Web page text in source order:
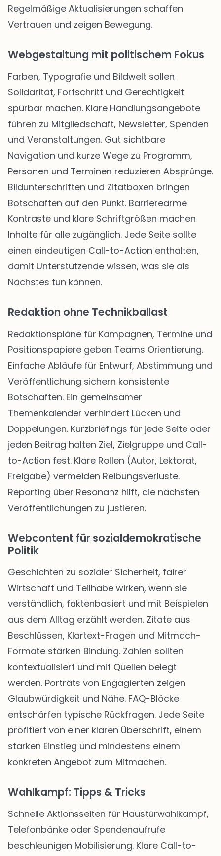
Regelmäßige Aktualisierungen schaffen
Vertrauen und zeigen Bewegung.
Webgestaltung mit politischem Fokus
Farben, Typografie und Bildwelt sollen
Solidarität, Fortschritt und Gerechtigkeit
spürbar machen. Klare Handlungsangebote
führen zu Mitgliedschaft, Newsletter, Spenden
und Veranstaltungen. Gut sichtbare
Navigation und kurze Wege zu Programm,
Personen und Terminen reduzieren Absprünge.
Bildunterschriften und Zitatboxen bringen
Botschaften auf den Punkt. Barrierearme
Kontraste und klare Schriftgrößen machen
Inhalte für alle zugänglich. Jede Seite sollte
einen eindeutigen Call-to-Action enthalten,
damit Unterstützende wissen, was sie als
Nächstes tun können.
Redaktion ohne Technikballast
Redaktionspläne für Kampagnen, Termine und
Positionspapiere geben Teams Orientierung.
Einfache Abläufe für Entwurf, Abstimmung und
Veröffentlichung sichern konsistente
Botschaften. Ein gemeinsamer
Themenkalender verhindert Lücken und
Doppelungen. Kurzbriefings für jede Seite oder
jeden Beitrag halten Ziel, Zielgruppe und Call-
to-Action fest. Klare Rollen (Autor, Lektorat,
Freigabe) vermeiden Reibungsverluste.
Reporting über Resonanz hilft, die nächsten
Veröffentlichungen zu justieren.
Webcontent für sozialdemokratische
Politik
Geschichten zu sozialer Sicherheit, fairer
Wirtschaft und Teilhabe wirken, wenn sie
verständlich, faktenbasiert und mit Beispielen
aus dem Alltag erzählt werden. Zitate aus
Beschlüssen, Klartext-Fragen und Mitmach-
Formate stärken Bindung. Zahlen sollten
kontextualisiert und mit Quellen belegt
werden. Porträts von Engagierten zeigen
Glaubwürdigkeit und Nähe. FAQ-Blöcke
entschärfen typische Rückfragen. Jede Seite
profitiert von einer klaren Überschrift, einem
starken Einstieg und mindestens einem
konkreten Angebot zum Mitmachen.
Wahlkampf: Tipps & Tricks
Schnelle Aktionsseiten für Haustürwahlkampf,
Telefonbänke oder Spendenaufrufe
beschleunigen Mobilisierung. Klare Call-to-